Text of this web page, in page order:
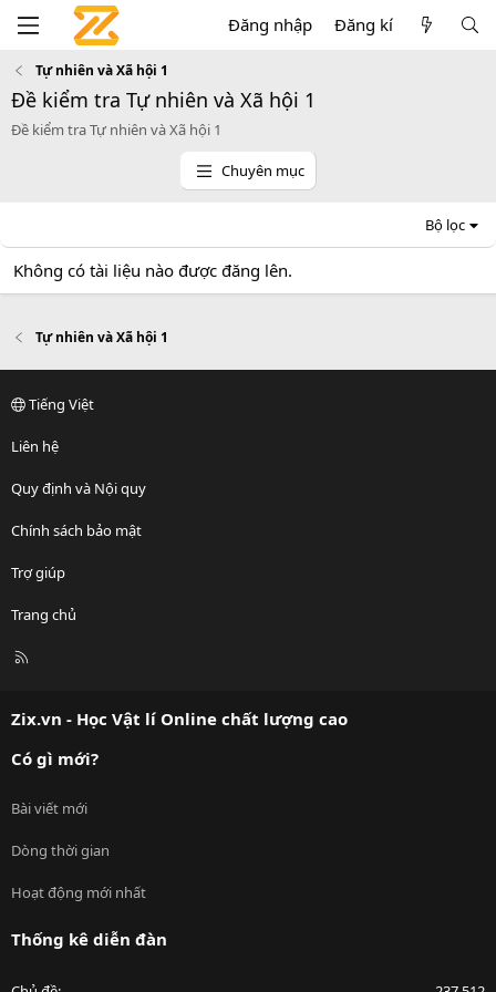
Đăng nhập Đăng kí
Tự nhiên và Xã hội 1
Đề kiểm tra Tự nhiên và Xã hội 1
Đề kiểm tra Tự nhiên và Xã hội 1
Chuyên mục
Bộ lọc
Không có tài liệu nào được đăng lên.
Tự nhiên và Xã hội 1
Tiếng Việt
Liên hệ
Quy định và Nội quy
Chính sách bảo mật
Trợ giúp
Trang chủ
R
Zix.vn - Học Vật lí Online chất lượng cao
Có gì mới?
Bài viết mới
Dòng thời gian
Hoạt động mới nhất
Thống kê diễn đàn